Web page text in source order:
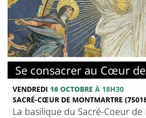
© Basilique
Se consacrer au Cœur de
VENDREDI 16 OCTOBRE À 18H30
SACRÉ-CŒUR DE MONTMARTRE
La basilique du Sacré-Coeur